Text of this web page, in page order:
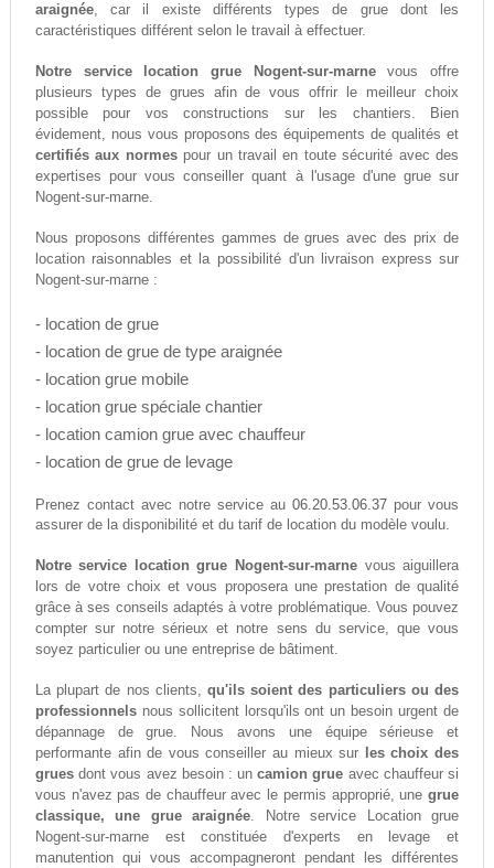
araignée, car il existe différents types de grue dont les
caractéristiques différent selon le travail à effectuer.
Notre service location grue Nogent-sur-marnevous offre
plusieurs types de grues afin de vous offrir le meilleur choix
possible pour vos constructions sur les chantiers. Bien
évidement, nous vous proposons des équipements de qualités et
certifiés aux normespour un travail en toute sécurité avec des
expertises pour vous conseiller quant à l'usage d'une grue sur
Nogent-sur-marne.
Nous proposons différentes gammes de grues avec des prix de
location raisonnables et la possibilité d'un livraison express sur
Nogent-sur-marne :
- location de grue
- location de grue de type araignée
- location grue mobile
- location grue spéciale chantier
- location camion grue avec chauffeur
- location de grue de levage
Prenez contact avec notre service au06.20.53.06.37 pour vous
assurer de la disponibilité et du tarif de location du modèle voulu.
Notre service location grue Nogent-sur-marne vous aiguillera
lors de votre choix et vous proposera une prestation de qualité
grâce à ses conseils adaptés à votre problématique. Vous pouvez
compter sur notre sérieux et notre sens du service, que vous
soyez particulier ou une entreprise de bâtiment.
La plupart de nos clients, qu'ils soient des particuliers ou des
professionnelsnous sollicitent lorsqu'ils ont un besoin urgent de
dépannage de grue. Nous avons une équipe sérieuse et
performante afin de vous conseiller au mieux sur
les choix des
gruesdont vous avez besoin : uncamion grue avec chauffeur si
vous n'avez pas de chauffeur avec le permis approprié, unegrue
classique, une grue araignée. Notre service Location grue
Nogent-sur-marne est constituée d'experts en levage et
manutention qui vous accompagneront pendant les différentes